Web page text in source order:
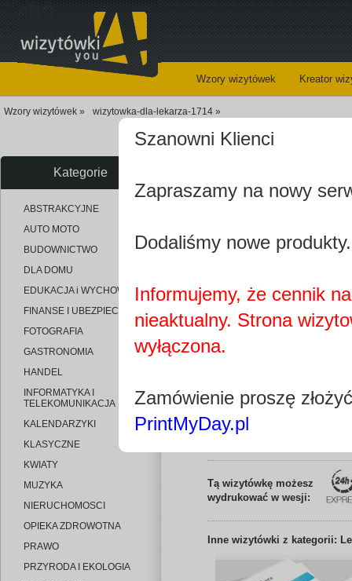
Wzory wizytówek Kreator
Wzory wizytówek » wizytowka-dla-lekarza-1714 »
Kategorie
ABSTRAKCYJNE
AUTO MOTO
BUDOWNICTWO
DLA DOMU
EDUKACJA i WYCHOWANIE
FINANSE I UBEZPIECZENIA
FOTOGRAFIA
GASTRONOMIA
HANDEL
INFORMATYKA I
TELEKOMUNIKACJA
KALENDARZYKI
KLASYCZNE
KWIATY
MUZYKA
NIERUCHOMOSCI
OPIEKA ZDROWOTNA
PRAWO
PRZYRODA I EKOLOGIA
ABC
Edytuj
Tą wizytówkę możesz
wydrukować w wesji:
Inne wizytówki z kategorii:
Szanowni Klienci
Zapraszamy na nowy
Dodaliśmy nowe
Informujemy, że cennik
nieaktualny. Strona
wyłączona.
Zamówienie proszę
PrintMyDay.pl